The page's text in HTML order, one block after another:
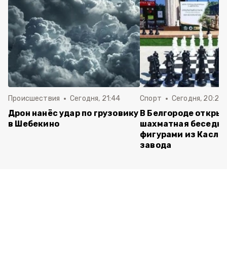
Происшествия Сегодня, 21:44
Дрон нанёс удар по грузовику
в Шебекино
Спорт Сегодня, 20:24
В Белгороде
шахматная
фигурами из
завода